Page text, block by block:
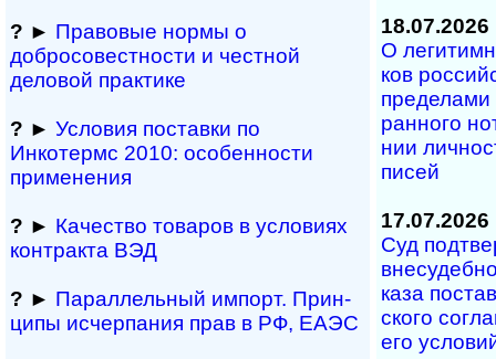
? ► Правовые нормы о
добросовестности и чест­ной
деловой практике
? ► Условия поставки по
Инкотермс 2010: осо­бен­нос­ти
применения
? ► Качество товаров в условиях
контракта ВЭД
? ► Параллельный им­порт. Прин­
ци­пы ис­чер­па­ния прав в РФ, ЕАЭС
18.07.2026
О
ков
ран­но­го
нии
писей
17.07.2026
Суд
ка­за
с­ко­го
его